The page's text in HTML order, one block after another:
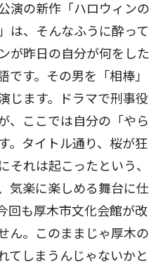
演の新作「ハロウィンの
は、そんなふうに酔って
が昨日の自分が何をした
です。その男を「相棒」
じます。ドラマで刑事役
、ここでは自分の「やら
。タイトル通り、桜が狂
それは起こったという、
気楽に楽しめる舞台に仕
回も厚木市文化会館が改
ん。このままじゃ厚木の
てしまうんじゃないかと